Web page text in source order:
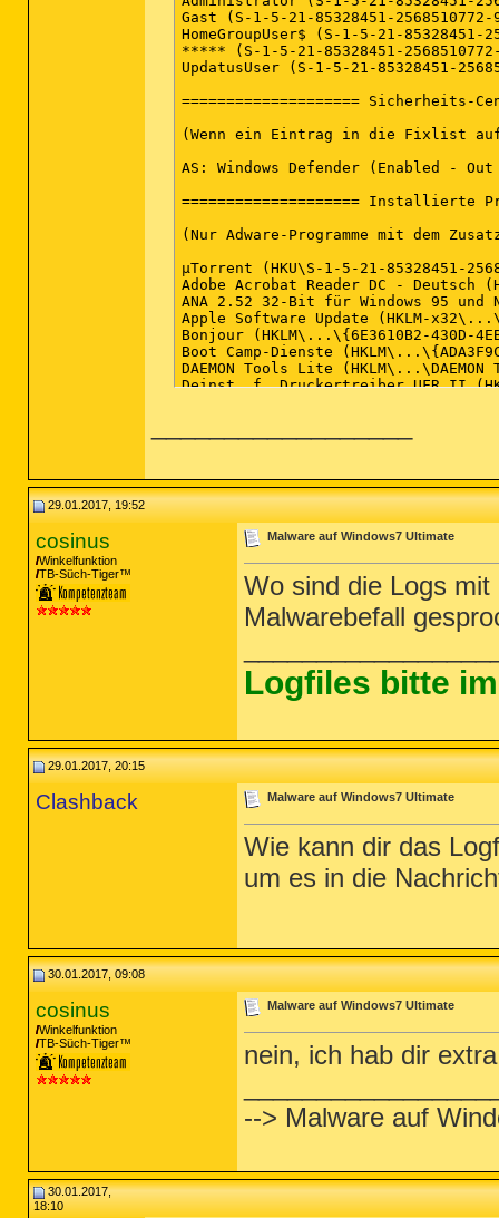
29.01.2017, 19:52
cosinus
Winkelfunktion
TB-Süch-Tiger™
Malware auf Windows7 Ultimate
Wo sind die Logs
Malwarebefall
Logfiles bitte
29.01.2017, 20:15
Clashback Malware auf Windows7 Ultimate
Wie kann dir das
um es in die
30.01.2017, 09:08
cosinus
Winkelfunktion
TB-Süch-Tiger™
Malware auf Windows7 Ultimate
nein, ich hab dir
--> Malware auf
30.01.2017,
18:10